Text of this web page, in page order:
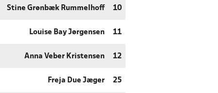
Stine Grønbæk Rummelhoff 10
Louise Bay Jørgensen 11
Anna Veber Kristensen 12
Freja Due Jæger 25